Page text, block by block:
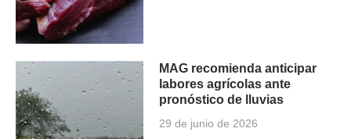
MAG recomienda anticipar
labores agrícolas ante
pronóstico de lluvias
29 de junio de 2026